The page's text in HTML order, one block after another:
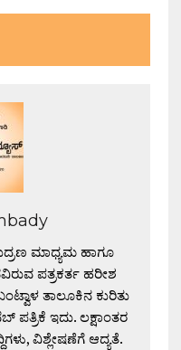
ಮಾಧ್ಯಮ ಹಾಗೂ
ಪತ್ರಕರ್ತ ಹರೀಶ
ತಾಲೂಕಿನ ಕುರಿತು
ಪತ್ರಿಕೆ ಇದು. ಲಕ್ಷಾಂತರ
ವಿಶ್ಲೇಷಣೆಗೆ ಆದ್ಯತೆ.